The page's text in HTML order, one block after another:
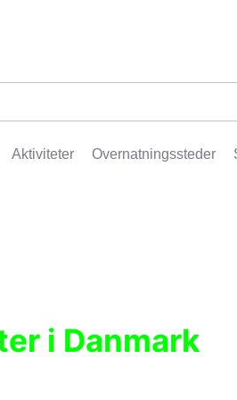
Aktiviteter Overnatningssteder
i Danmark